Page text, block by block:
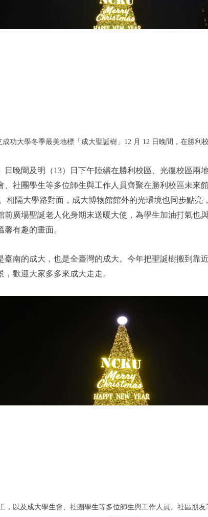
成功大學冬季最美地標「成大聖誕樹」12 月 12 日晚間，在勝利
日晚間及明（13）日下午陸續在勝利校區、光復校區兩
、社團學生等多位師生與工作人員齊聚在勝利校區未來
相隔大學路對面，成大博物館館外的光環境也同步點
前廣場聖誕老人化身期末送暖大使，為學生加油打氣也
有趣的畫面。
臺南的成大，也是全臺灣的成大。今年把聖誕樹搬到靠
歡迎大家多多來成大走走。
，以及成大學生會、社團學生等多位師生與工作人員、社區朋